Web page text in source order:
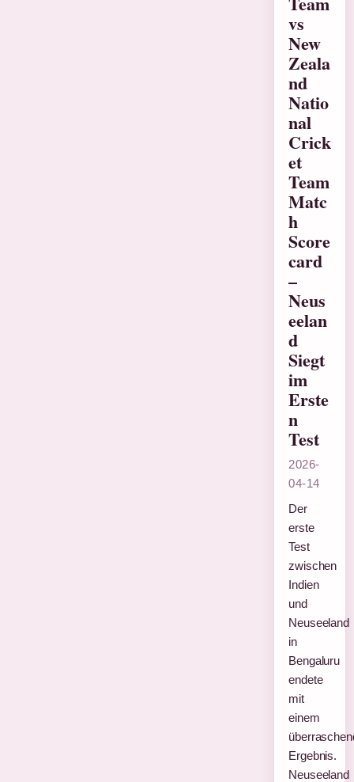
vs
New
Zeala
nd
Natio
nal
Crick
et
Team
Matc
h
Score
card
–
Neus
eelan
d
Siegt
im
Erste
n
Test
2026-
04-14
Der
erste
Test
zwischen
Indien
und
Neuseeland
in
Bengaluru
endete
mit
einem
Ergebnis.
Neuseeland